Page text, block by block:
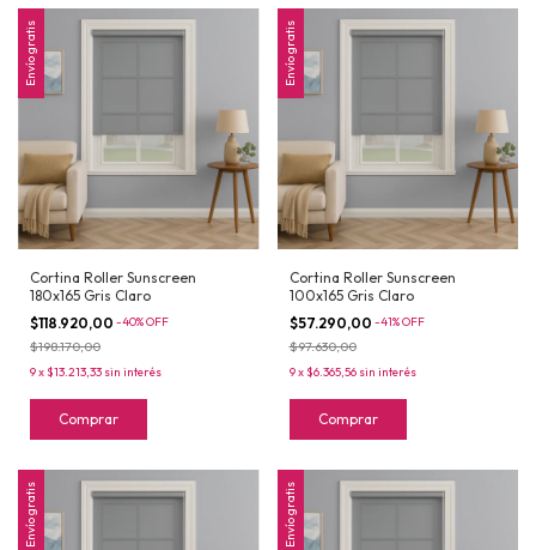
Envío gratis
Cortina Roller Sunscreen
180x165 Gris Claro
$118.920,00 -40%OFF
$198.170,00
9x$13.213,33 sin interés
Comprar
Envío gratis
Cortina Roller Sunscreen
100x165 Gris Claro
$57.290,00 -41%OFF
$97.630,00
9x$6.365,56 sin interés
Comprar
Envío gratis Envío gratis